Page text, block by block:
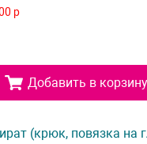
р
Добавить в корзину
(крюк, повязка на